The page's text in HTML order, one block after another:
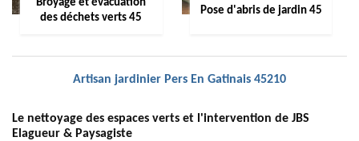
Broyage et évacuation
des déchets verts 45
Pose d'abris de jardin 45
Artisan jardinier Pers En Gatinais 45210
Le nettoyage des espaces verts et l'intervention de JBS
Elagueur & Paysagiste